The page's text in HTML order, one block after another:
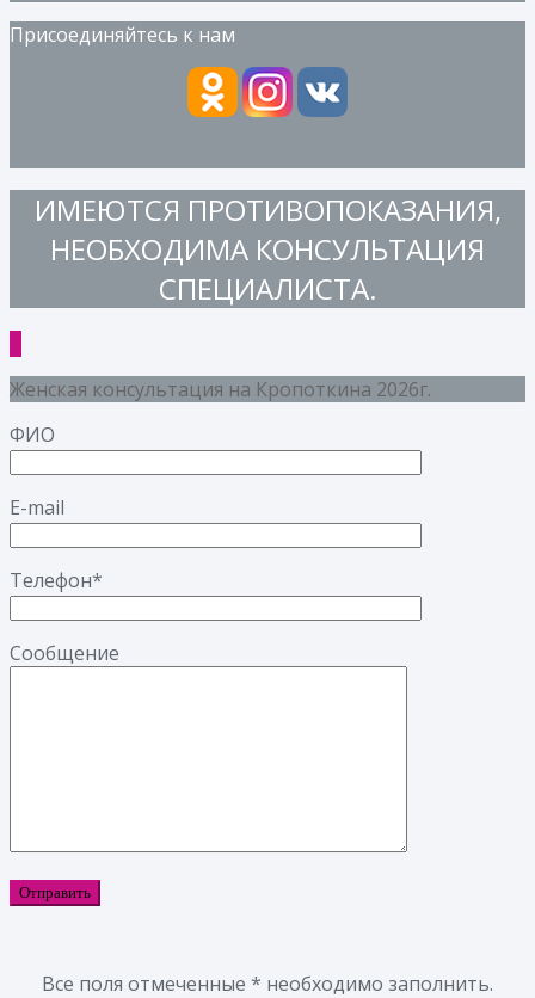
Присоединяйтесь к нам
ИМЕЮТСЯ ПРОТИВОПОКАЗАНИЯ,
НЕОБХОДИМА КОНСУЛЬТАЦИЯ
СПЕЦИАЛИСТА.
Женская консультация на Кропоткина 2026г.
ФИО
E-mail
Телефон*
Сообщение
Все поля отмеченные * необходимо заполнить.